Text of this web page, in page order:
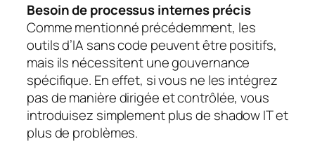
Besoin de processus internes précis
Comme mentionné précédemment, les
outils d’IA sans code peuvent être positifs,
mais ils nécessitent une gouvernance
spécifique. En effet, si vous ne les intégrez
pas de manière dirigée et contrôlée, vous
introduisez simplement plus de shadow IT et
plus de problèmes.